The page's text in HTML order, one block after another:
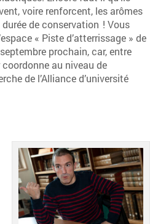
voire renforcent, les arômes
de conservation ! Vous
« Piste d’atterrissage » de
prochain, car, entre
au niveau de
de l’Alliance d’université